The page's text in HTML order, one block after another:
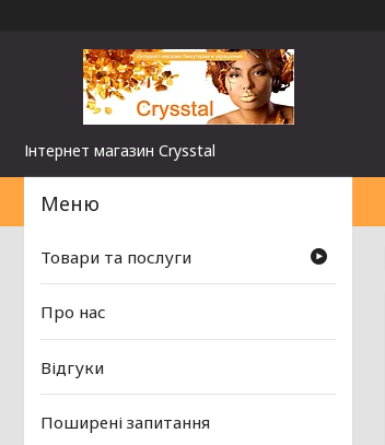
Інтернет магазин Сrysstal
Товари та послуги
Про нас
Відгуки
Поширені запитання